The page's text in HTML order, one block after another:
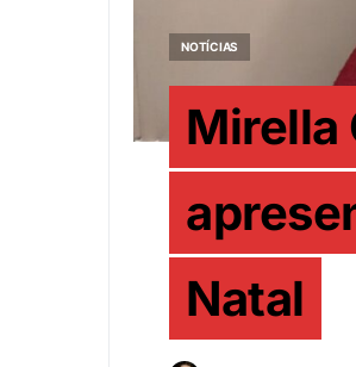
NOTÍCIAS
Mirella
Natal